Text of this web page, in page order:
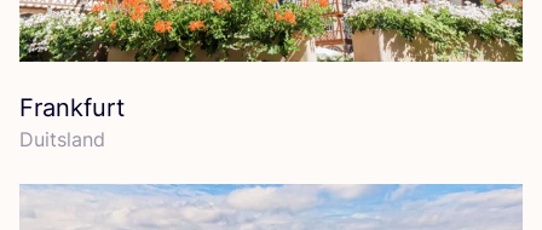
Frankfurt
Duits­land